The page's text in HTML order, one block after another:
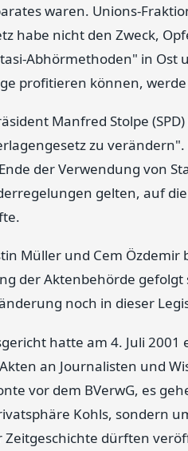
waren. Unions-
habe nicht den Zweck,
Abhörmethoden" in Ost
profitieren können,
Manfred Stolpe
zu verändern".
der Verwendung von
gelten, auf
Müller und Cem
der Aktenbehörde
noch in dieser
hatte am 4. Juli 2001
an Journalisten und
vor dem BVerwG, es
Kohls, sondern
Zeitgeschichte dürften